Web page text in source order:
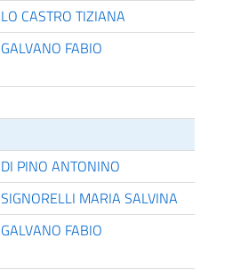
LO CASTRO TIZIANA
GALVANO FABIO
DI PINO ANTONINO
SIGNORELLI MARIA SALVINA
GALVANO FABIO